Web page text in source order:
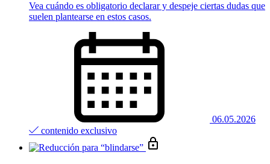
Vea cuándo es obligatorio declarar y despeje ciertas dudas que
suelen plantearse en estos casos.
06.05.2026
contenido exclusivo